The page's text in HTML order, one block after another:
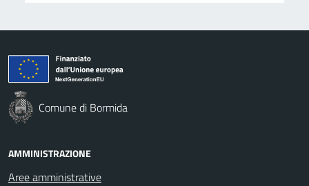
Comune di Bormida
AMMINISTRAZIONE
Aree amministrative